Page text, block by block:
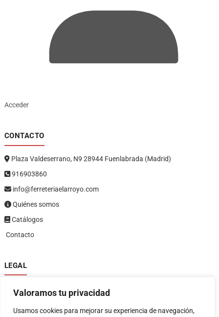
Valoramos tu privacidad
Usamos cookies para mejorar su experiencia de navegación,
Acceder
CONTACTO
Plaza Valdeserrano, N9 28944 Fuenlabrada (Madrid)
916903860
info@ferreteriaelarroyo.com
Quiénes somos
Catálogos
Contacto
LEGAL
Política de privacidad
Política de devoluciones y reembolsos
Términos y condiciones